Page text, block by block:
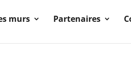
murs Partenaires